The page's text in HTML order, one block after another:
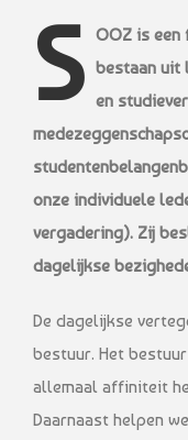
S OOZ is
bestaan uit
en
onze individuele
vergadering). Zij
dagelijkse
De dagelijkse
bestuur. Het
allemaal affiniteit
Daarnaast helpen